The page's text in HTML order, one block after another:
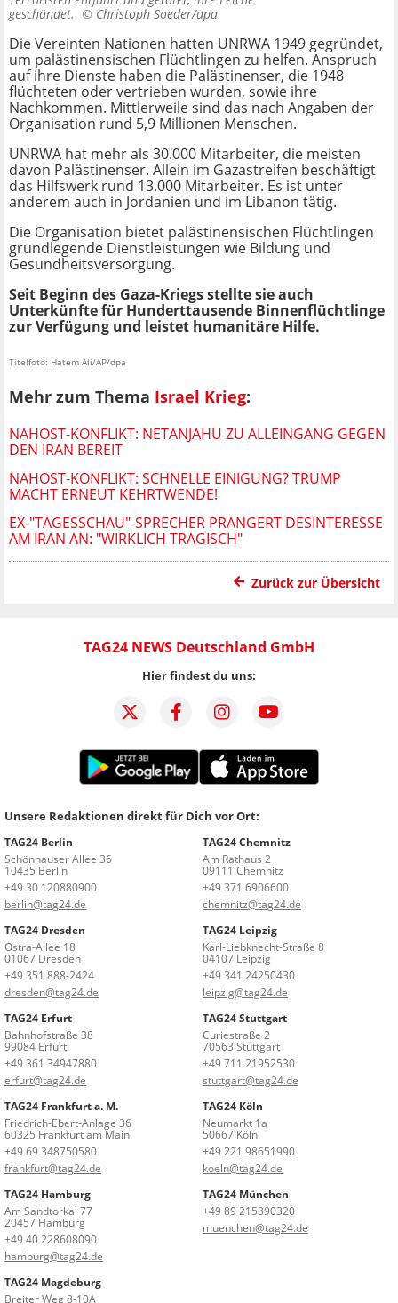
geschändet. © Christoph Soeder/dpa
Die Vereinten Nationen hatten UNRWA 1949 gegründet,
um palästinensischen Flüchtlingen zu helfen. Anspruch
auf ihre Dienste haben die Palästinenser, die 1948
flüchteten oder vertrieben wurden, sowie ihre
Nachkommen. Mittlerweile sind das nach Angaben der
Organisation rund 5,9 Millionen Menschen.
UNRWA hat mehr als 30.000 Mitarbeiter, die meisten
davon Palästinenser. Allein im Gazastreifen beschäftigt
das Hilfswerk rund 13.000 Mitarbeiter. Es ist unter
anderem auch in Jordanien und im Libanon tätig.
Die Organisation bietet palästinensischen Flüchtlingen
grundlegende Dienstleistungen wie Bildung und
Gesundheitsversorgung.
Seit Beginn des Gaza-Kriegs stellte sie auch
Unterkünfte für Hunderttausende Binnenflüchtlinge
zur Verfügung und leistet humanitäre Hilfe.
Titelfoto: Hatem Ali/AP/dpa
Mehr zum Thema Israel Krieg:
NAHOST-KONFLIKT: NETANJAHU ZU ALLEINGANG GEGEN
DEN IRAN BEREIT
NAHOST-KONFLIKT: SCHNELLE EINIGUNG? TRUMP
MACHT ERNEUT KEHRTWENDE!
EX-"TAGESSCHAU"-SPRECHER PRANGERT DESINTERESSE
AM IRAN AN: "WIRKLICH TRAGISCH"
Zurück zur Übersicht
TAG24 NEWS Deutschland GmbH
Hier findest du uns:
Unsere Redaktionen direkt für Dich vor Ort:
TAG24 Berlin
Schönhauser Allee 36
10435 Berlin
+49 30 120880900
berlin@tag24.de
TAG24 Chemnitz
Am Rathaus 2
09111 Chemnitz
+49 371 6906600
chemnitz@tag24.de
TAG24 Dresden
Ostra-Allee 18
01067 Dresden
+49 351 888-2424
dresden@tag24.de
TAG24 Leipzig
Karl-Liebknecht-Straße 8
04107 Leipzig
+49 341 24250430
leipzig@tag24.de
TAG24 Erfurt
Bahnhofstraße 38
99084 Erfurt
+49 361 34947880
erfurt@tag24.de
TAG24 Stuttgart
Curiestraße 2
70563 Stuttgart
+49 711 21952530
stuttgart@tag24.de
TAG24 Frankfurt a. M.
Friedrich-Ebert-Anlage 36
60325 Frankfurt am Main
+49 69 348750580
frankfurt@tag24.de
TAG24 Köln
Neumarkt 1a
50667 Köln
+49 221 98651990
koeln@tag24.de
TAG24 Hamburg
Am Sandtorkai 77
20457 Hamburg
+49 40 228608090
hamburg@tag24.de
TAG24 München
+49 89 215390320
muenchen@tag24.de
TAG24 Magdeburg
Breiter Weg 8-10A